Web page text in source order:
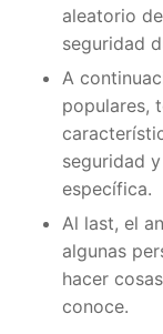
aleatorio
seguridad
A
populares,
seguridad
específica.
Al last, el
algunas
hacer
conoce.